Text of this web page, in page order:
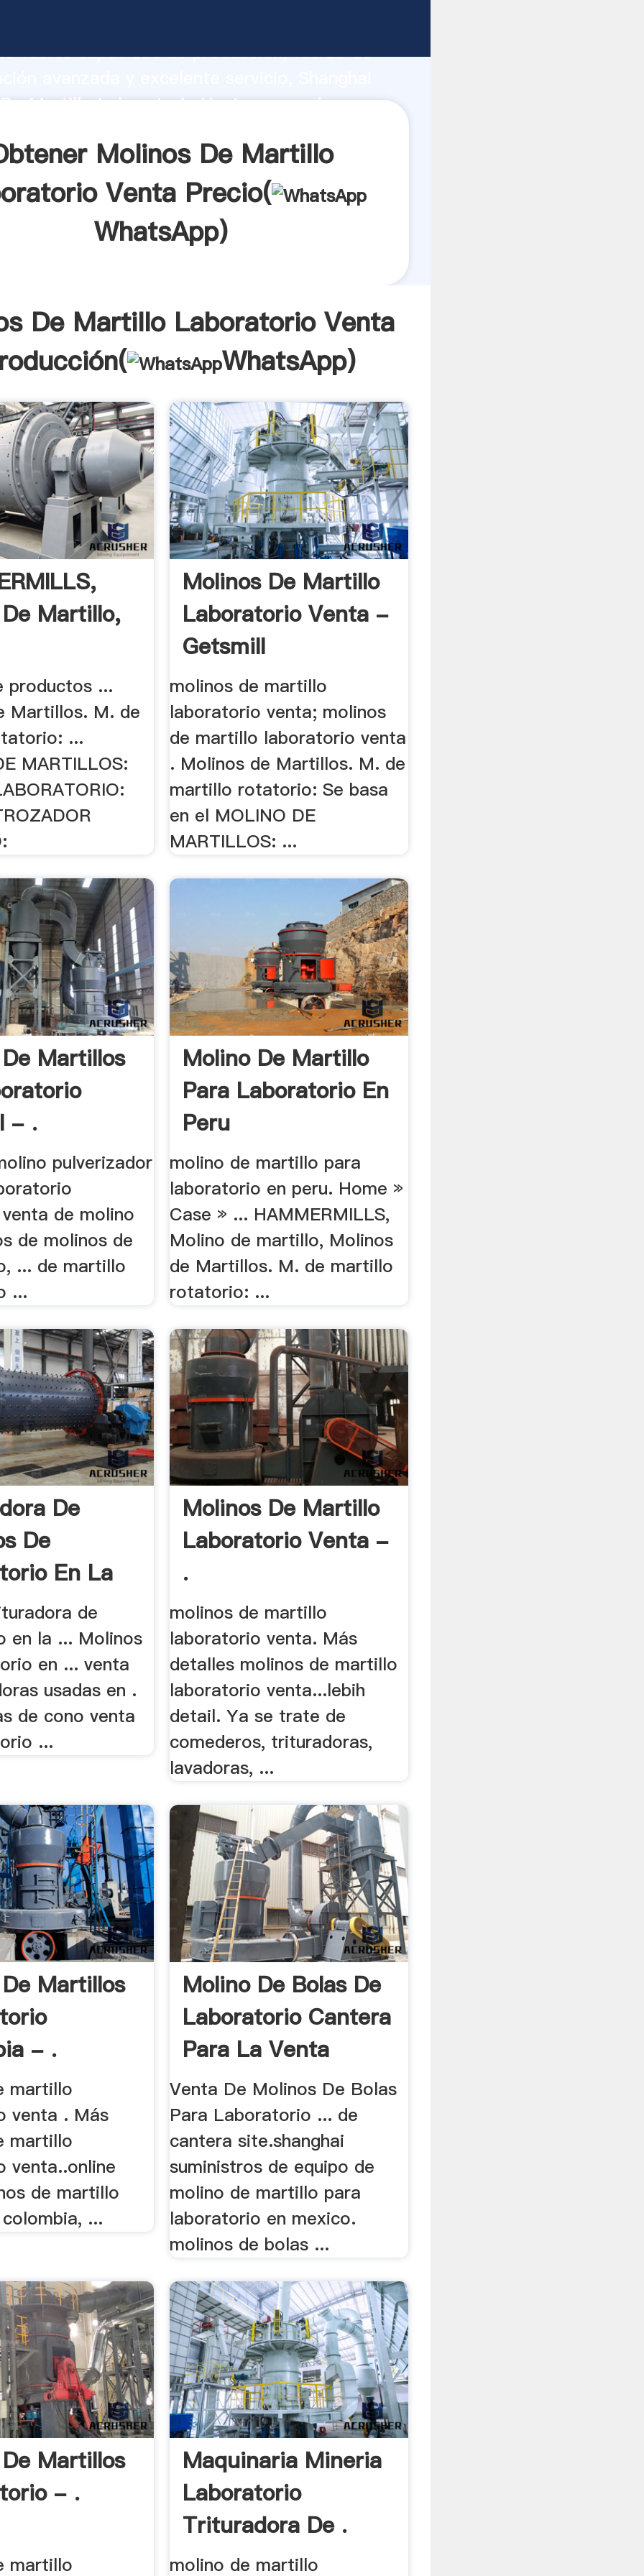
fuerte capacidad de producción, fuerza de
Martillo Laboratorio Venta proveedor crea
Molinos De Martillo
Venta Precio(
WhatsApp)
De Martillo Laboratorio Venta
WhatsApp)
Martillo,
productos ...
Martillos. M. de
...
MARTILLOS:
Molinos De Martillo
Laboratorio Venta -
Getsmill
molinos de martillo
laboratorio venta; molinos
de martillo laboratorio venta
. Molinos de Martillos. M. de
martillo rotatorio: Se basa
en el MOLINO DE
MARTILLOS: ...
Martillos
- .
pulverizador
de molino
de molinos de
... de martillo
...
Molino De Martillo
Para Laboratorio En
Peru
molino de martillo para
laboratorio en peru. Home »
Case » ... HAMMERMILLS,
Molino de martillo, Molinos
de Martillos. M. de martillo
rotatorio: ...
De
De
En La
de
en la ... Molinos
en ... venta
usadas en .
de cono venta
...
Molinos De Martillo
Laboratorio Venta -
.
molinos de martillo
laboratorio venta. Más
detalles molinos de martillo
laboratorio venta...lebih
detail. Ya se trate de
comederos, trituradoras,
lavadoras, ...
Martillos
- .
martillo
venta . Más
martillo
venta..online
de martillo
...
Molino De Bolas De
Laboratorio Cantera
Para La Venta
Venta De Molinos De Bolas
Para Laboratorio ... de
cantera site.shanghai
suministros de equipo de
molino de martillo para
laboratorio en mexico.
molinos de bolas ...
Martillos
- .
martillo
Maquinaria Mineria
Laboratorio
Trituradora De .
molino de martillo